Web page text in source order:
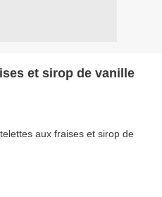
et sirop de vanille